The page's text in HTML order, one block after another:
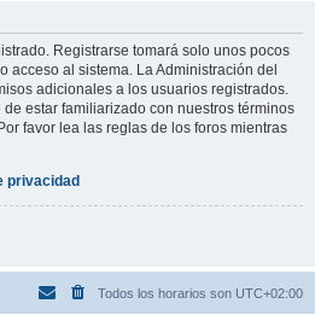
Registrarse tomará solo unos pocos
acceso al sistema. La Administración del
adicionales a los usuarios registrados.
estar familiarizado con nuestros términos
favor lea las reglas de los foros mientras
privacidad
Todos los horarios son UTC+02:00